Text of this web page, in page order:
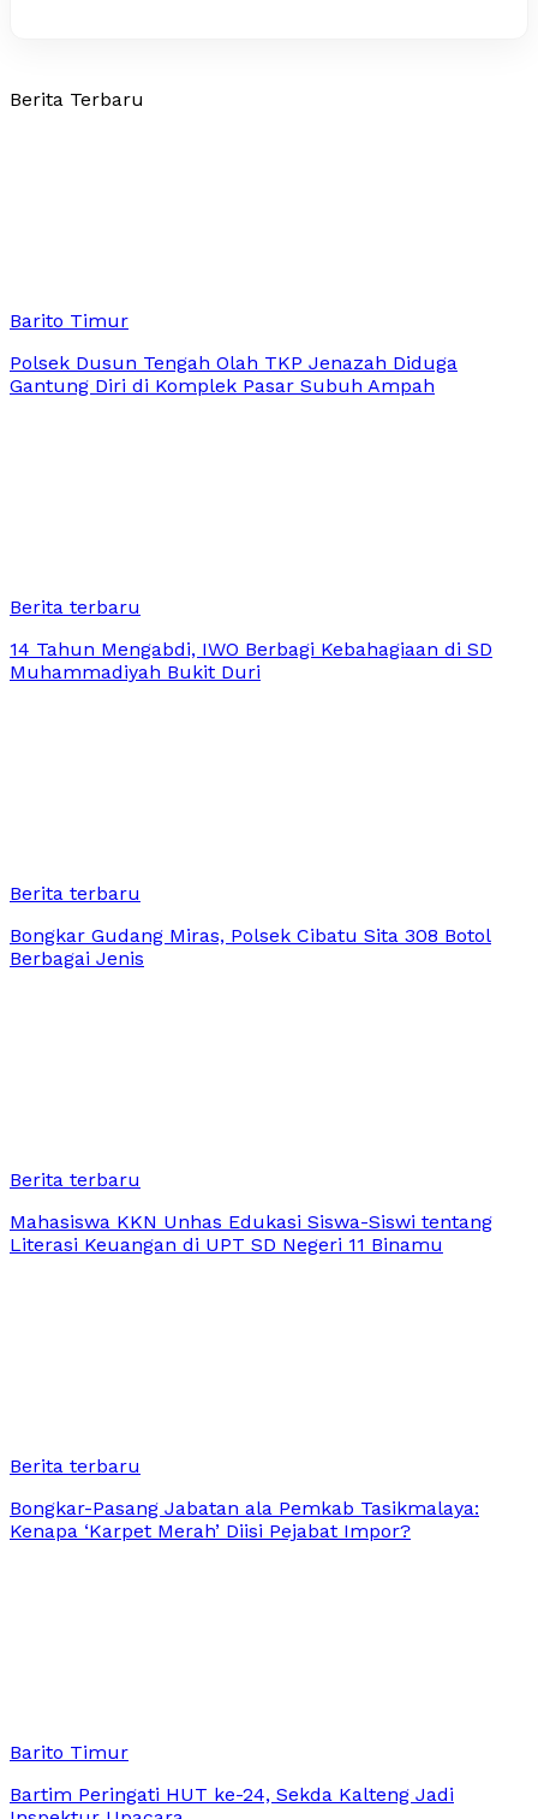
Berita Terbaru
Barito Timur
Polsek Dusun Tengah Olah TKP Jenazah Diduga
Gantung Diri di Komplek Pasar Subuh Ampah
Berita terbaru
14 Tahun Mengabdi, IWO Berbagi Kebahagiaan di SD
Muhammadiyah Bukit Duri
Berita terbaru
Bongkar Gudang Miras, Polsek Cibatu Sita 308 Botol
Berbagai Jenis
Berita terbaru
Mahasiswa KKN Unhas Edukasi Siswa-Siswi tentang
Literasi Keuangan di UPT SD Negeri 11 Binamu
Berita terbaru
Bongkar-Pasang Jabatan ala Pemkab Tasikmalaya:
Kenapa ‘Karpet Merah’ Diisi Pejabat Impor?
Barito Timur
Bartim Peringati HUT ke-24, Sekda Kalteng Jadi